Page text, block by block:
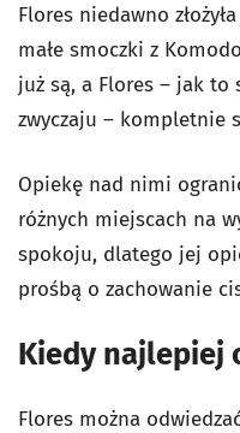
Flores niedawno
małe smoczki z
już są, a Flores – jak to
zwyczaju – kompletnie
Opiekę nad nimi
różnych miejscach na
spokoju, dlatego jej
prośbą o zachowanie
Kiedy najlepiej
Flores można